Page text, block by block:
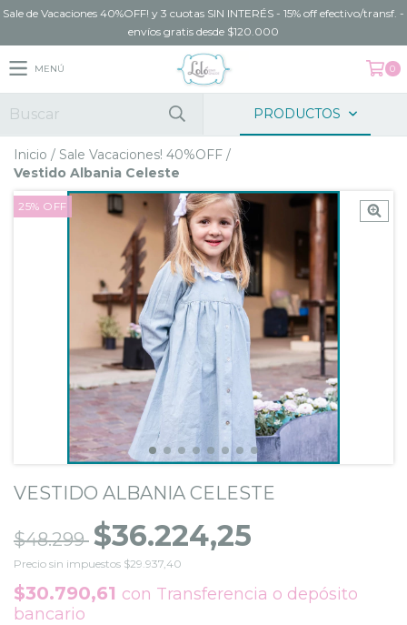
Sale de Vacaciones 40%OFF! y 3 cuotas SIN INTERÉS - 15% off efectivo/transf. -
envíos gratis desde $120.000
MENÚ 0
PRODUCTOS
Inicio / Sale Vacaciones! 40%OFF /
Vestido Albania Celeste
25% OFF
VESTIDO ALBANIA CELESTE
$48.299 $36.224,25
Precio sin impuestos $29.937,40
$30.790,61 con Transferencia o depósito
bancario